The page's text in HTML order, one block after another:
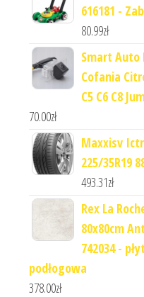
616181 -
80.99zł
Smart Auto
Cofania
C5 C6 C8
70.00zł
Maxxisv
225/35R19
493.31zł
Rex La
80x80cm
742034 -
podłogowa
378.00zł